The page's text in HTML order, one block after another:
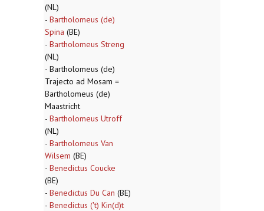
(NL)
- Bartholomeus (de)
Spina (BE)
- Bartholomeus Streng
(NL)
- Bartholomeus (de)
Trajecto ad Mosam =
Bartholomeus (de)
Maastricht
- Bartholomeus Utroff
(NL)
- Bartholomeus Van
Wilsem (BE)
- Benedictus Coucke
(BE)
- Benedictus Du Can (BE)
- Benedictus ('t) Kin(d)t